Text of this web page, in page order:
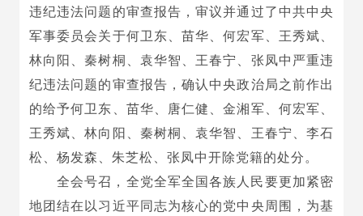
违纪违法问题的审查报告，审议并通过了中共中央
军事委员会关于何卫东、苗华、何宏军、王秀斌、
林向阳、秦树桐、袁华智、王春宁、张凤中严重违
纪违法问题的审查报告，确认中央政治局之前作出
的给予何卫东、苗华、唐仁健、金湘军、何宏军、
王秀斌、林向阳、秦树桐、袁华智、王春宁、李石
松、杨发森、朱芝松、张凤中开除党籍的处分。
全会号召，全党全军全国各族人民要更加紧密
地团结在以习近平同志为核心的党中央周围，为基